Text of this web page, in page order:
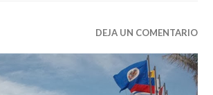
DEJA UN COMENTARIO